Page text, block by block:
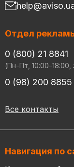
Отдел
0 (800) 21 8841
(Пн-Пт, 10:00-18:00,
0 (98) 200 8855
Все контакты
Навигация по